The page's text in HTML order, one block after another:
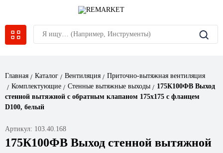
Главная Каталог Вентиляция
Приточно-вытяжная вентиляция
Комплектующие
Стенные вытяжные выходы
175К100ФВ Выход
стенной вытяжной с обратным клапаном 175х175 с фланцем
D100, белый
Артикул: 103.40.168
175К100ФВ Выход стенной вытяжной